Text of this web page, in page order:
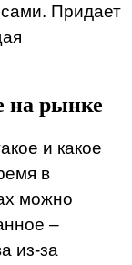
Придает
на рынке
и какое
в
можно
–
из-за